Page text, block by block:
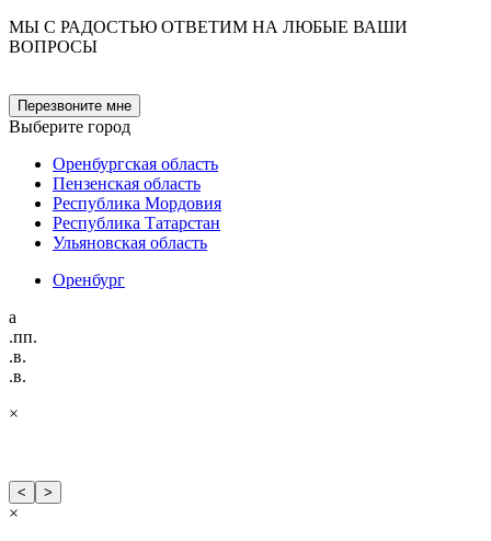
МЫ С РАДОСТЬЮ ОТВЕТИМ НА ЛЮБЫЕ ВАШИ
ВОПРОСЫ
Перезвоните мне
Выберите город
Оренбургская область
Пензенская область
Республика Мордовия
Республика Татарстан
Ульяновская область
Оренбург
а
.пп.
.в.
.в.
×
< >
×